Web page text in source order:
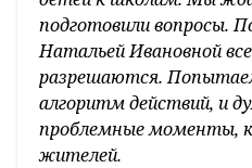
подготовили вопросы.
Натальей Ивановной
разрешаются.
алгоритм действий, и
проблемные моменты,
жителей.